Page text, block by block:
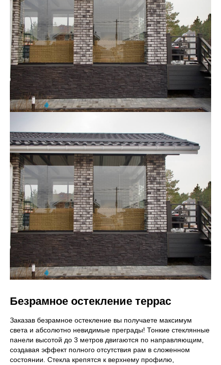
Безрамное остекление террас
Заказав безрамное остекление вы получаете максимум
света и абсолютно невидимые преграды! Тонкие стеклянные
панели высотой до 3 метров двигаются по направляющим,
создавая эффект полного отсутствия рам в сложенном
состоянии. Стекла крепятся к верхнему профилю,
солнцезащита и
энергосбережение
(несколько оттенков)
С раскладкой
и мозаикой
Смарт-окна
(матовые
стекла)
Умные жалюзи внутри
окна, регулируются
механически. Не
пыляться, позволяют
протирать стекла
Скройтесь от
нажатием кнопки стекло
становится матовым
Декор крепится на
стекло, делает
окно уютнее
Окна со
встроенными
жалюзи
выкл. | вкл.
Антивандальное